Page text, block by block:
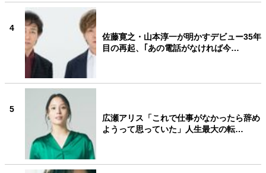
4
佐藤寛之・山本淳一が明かすデビュー35年
目の再起、｢あの電話がなければ今…
5
広瀬アリス「これで仕事がなかったら辞め
ようって思っていた」人生最大の転…